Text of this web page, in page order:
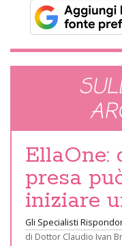
EllaOne:
presa
iniziare
Gli Specialisti
di Dottor Claudio Ivan